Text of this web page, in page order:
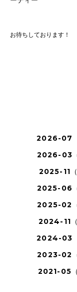
お待ちしております！
2026-07（
2026-03（
2025-11（
2025-06（
2025-02（
2024-11（
2024-03（
2023-02（
2021-05（